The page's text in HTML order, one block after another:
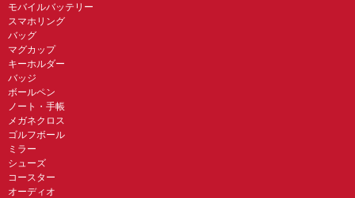
モバイルバッテリー
スマホリング
バッグ
マグカップ
キーホルダー
バッジ
ボールペン
ノート・手帳
メガネクロス
ゴルフボール
ミラー
シューズ
コースター
オーディオ